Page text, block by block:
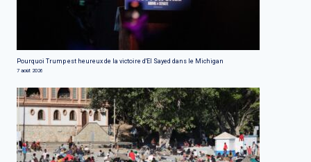
Pourquoi Trump est heureux de la victoire d'El Sayed dans le Michigan
7 août 2026